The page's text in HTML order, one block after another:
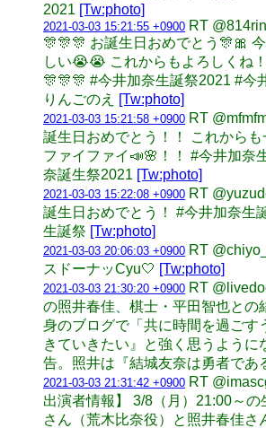
2021 [Tw:photo]
2021-03-03 15:21:55 +0900 RT
🎊🎊🎊 お誕生日おめでとう🎊🎀
しい😭😭 これからもよろしくね
🎊🎊🎊 #今井加奈生誕祭2021 #今
りんごのえ
[Tw:photo]
2021-03-03 15:21:58 +0900 RT
誕生日おめでとう！！ これからも
ファイファイ📣🌸！！ #今井加奈
奈誕生祭2021 [Tw:photo]
2021-03-03 15:22:08 +0900 RT
誕生日おめでとう！ #今井加奈生
生誕祭 [Tw:photo]
2021-03-03 20:06:03 +0900 RT
スドーナッCyu🤍 [Tw:photo]
2021-03-03 21:30:20 +0900 RT
の照井春佳、棋士・平田智也との
身のブログで「共に時間を過ごす
きていきたい』と強く思うように
告。照井は『結城友奈は勇者であ
2021-03-03 21:31:42 +0900 RT
出演者情報】 3/8（月）21:00～の
さん（荒木比奈役）と照井春佳さ